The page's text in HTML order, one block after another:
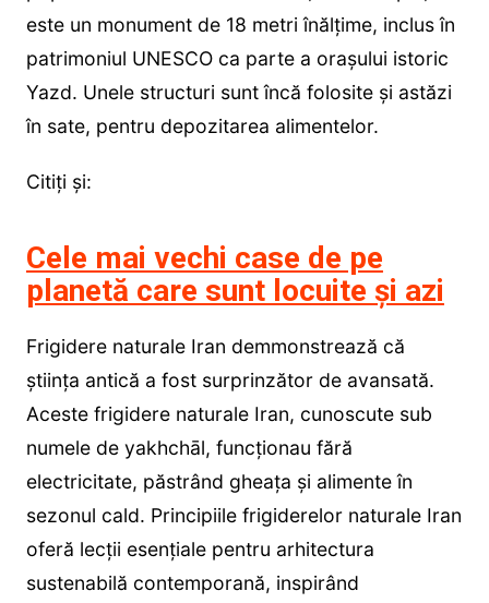
este un monument de 18 metri înălțime, inclus în
patrimoniul UNESCO ca parte a orașului istoric
Yazd. Unele structuri sunt încă folosite și astăzi
în sate, pentru depozitarea alimentelor.
Citiți și:
Cele mai vechi case de pe
planetă care sunt locuite și azi
Frigidere naturale Iran demmonstrează că
știința antică a fost surprinzător de avansată.
Aceste frigidere naturale Iran, cunoscute sub
numele de yakhchāl, funcționau fără
electricitate, păstrând gheața și alimente în
sezonul cald. Principiile frigiderelor naturale Iran
oferă lecții esențiale pentru arhitectura
sustenabilă contemporană, inspirând